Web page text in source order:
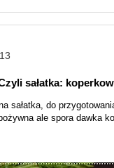
sałatka:
sałatka, do
ale spora dawka